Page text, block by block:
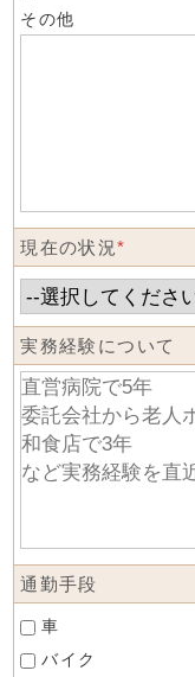
その他
現在の状況*
実務経験について
通勤手段
車
バイク